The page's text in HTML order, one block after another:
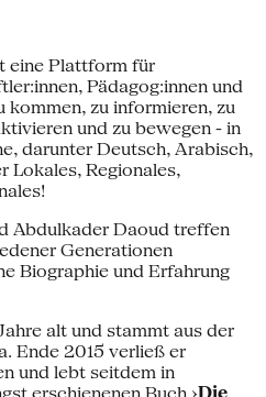
eine Plattform für
Pädagog:innen und
kommen, zu informieren, zu
und zu bewegen - in
darunter Deutsch, Arabisch,
Lokales, Regionales,
Abdulkader Daoud treffen
Generationen
Biographie und Erfahrung
alt und stammt aus der
Ende 2015 verließ er
und lebt seitdem in